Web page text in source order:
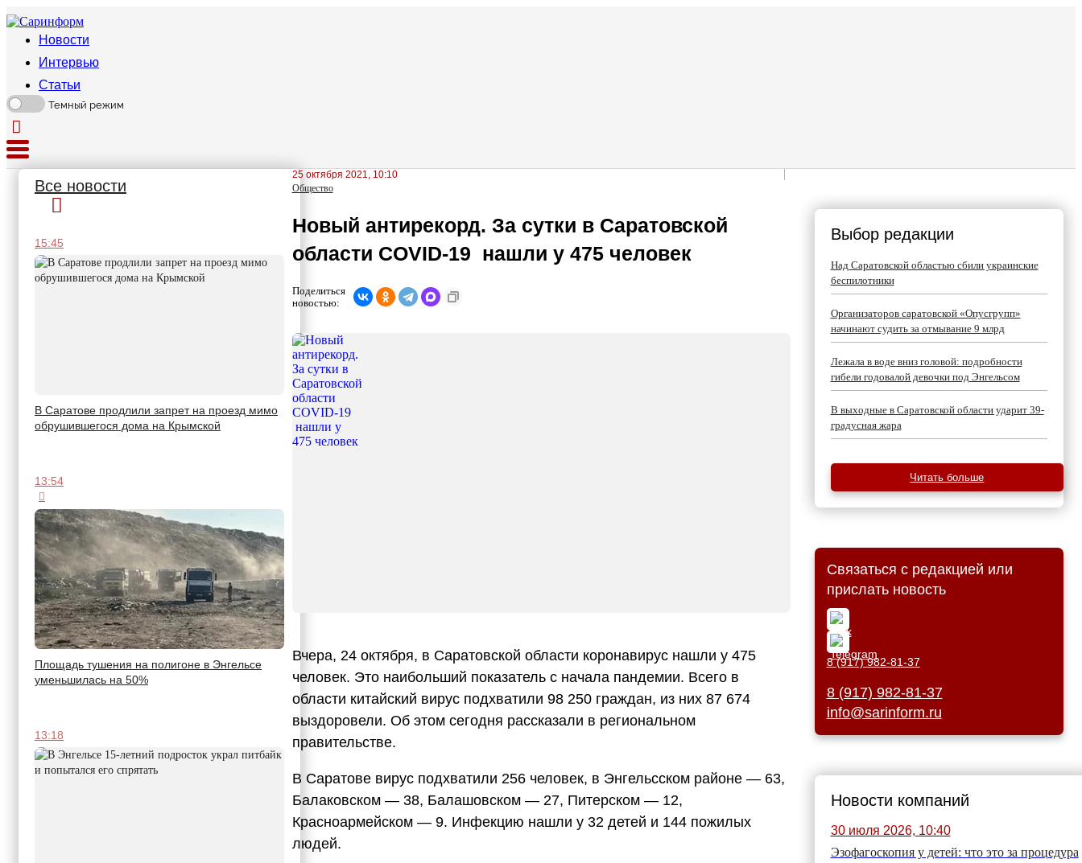
Новости
Интервью
Статьи
Темный режим
Все новости
15:45
В Саратове продлили запрет на проезд мимо
обрушившегося дома на Крымской
13:54
Площадь тушения на полигоне в Энгельсе
уменьшилась на 50%
13:18
25 октября 2021, 10:10
Общество
Новый антирекорд. За сутки в Саратовской
области COVID-19 нашли у 475 человек
Поделиться
новостью:
Вчера, 24 октября, в Саратовской области коронавирус нашли у 475
человек. Это наибольший показатель с начала пандемии. Всего в
области китайский вирус подхватили 98 250 граждан, из них 87 674
выздоровели. Об этом сегодня рассказали в региональном
правительстве.
В Саратове вирус подхватили 256 человек, в Энгельсском районе — 63,
Балаковском — 38, Балашовском — 27, Питерском — 12,
Красноармейском — 9. Инфекцию нашли у 32 детей и 144 пожилых
людей.
Выбор редакции
Над Саратовской областью сбили украинские
беспилотники
Организаторов саратовской «Опусгрупп»
начинают судить за отмывание 9 млрд
Лежала в воде вниз головой: подробности
гибели годовалой девочки под Энгельсом
В выходные в Саратовской области ударит 39-
градусная жара
Читать больше
Связаться с редакцией или
прислать новость
8 (917) 982-81-37
8 (917) 982-81-37
info@sarinform.ru
Новости компаний
30 июля 2026, 10:40
Эзофагоскопия у детей: что это за процедура